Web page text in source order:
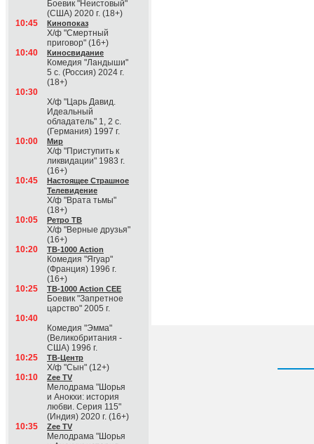
Боевик "Неистовый"
(США) 2020 г. (18+)
10:45
Кинопоказ
Х/ф "Смертный
приговор" (16+)
10:40
Киносвидание
Комедия "Ландыши"
5 с. (Россия) 2024 г.
(18+)
10:30
Х/ф "Царь Давид.
Идеальный
обладатель" 1, 2 с.
(Германия) 1997 г.
10:00
Мир
Х/ф "Приступить к
ликвидации" 1983 г.
(16+)
10:45
Настоящее Страшное
Телевидение
Х/ф "Врата тьмы"
(18+)
10:05
Ретро ТВ
Х/ф "Верные друзья"
(16+)
10:20
ТВ-1000 Action
Комедия "Ягуар"
(Франция) 1996 г.
(16+)
10:25
ТВ-1000 Action CEE
Боевик "Запретное
царство" 2005 г.
10:40
Комедия "Эмма"
(Великобритания -
США) 1996 г.
10:25
ТВ-Центр
Х/ф "Сын" (12+)
10:10
Zee TV
Мелодрама "Шорья
и Анокхи: история
любви. Серия 115"
(Индия) 2020 г. (16+)
10:35
Zee TV
Мелодрама "Шорья